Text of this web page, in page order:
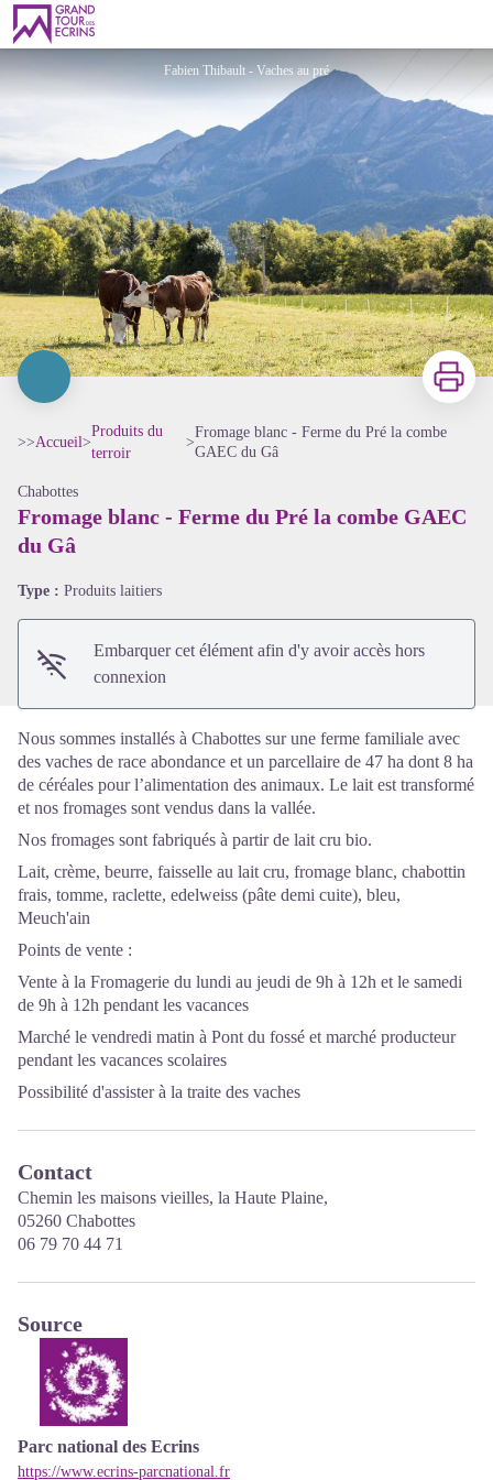
Fromage blanc - Ferme du Pré la combe GAEC du Gâ
Fabien Thibault - Vaches au pré
Imprimer
>>Accueil>
Produits du
terroir
>
Fromage blanc - Ferme du Pré la combe
GAEC du Gâ
Chabottes
Fromage blanc - Ferme du Pré la combe GAEC
du Gâ
Type : Produits laitiers
Embarquer cet élément afin d'y avoir accès hors
connexion
Nous sommes installés à Chabottes sur une ferme familiale avec
des vaches de race abondance et un parcellaire de 47 ha dont 8 ha
de céréales pour l’alimentation des animaux. Le lait est transformé
et nos fromages sont vendus dans la vallée.
Nos fromages sont fabriqués à partir de lait cru bio.
Lait, crème, beurre, faisselle au lait cru, fromage blanc, chabottin
frais, tomme, raclette, edelweiss (pâte demi cuite), bleu,
Meuch'ain
Points de vente :
Vente à la Fromagerie du lundi au jeudi de 9h à 12h et le samedi
de 9h à 12h pendant les vacances
Marché le vendredi matin à Pont du fossé et marché producteur
pendant les vacances scolaires
Possibilité d'assister à la traite des vaches
Contact
Chemin les maisons vieilles, la Haute Plaine,
05260 Chabottes
06 79 70 44 71
Source
Parc national des Ecrins
https://www.ecrins-parcnational.fr